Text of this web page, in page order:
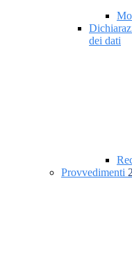
dei dati
Provvedimenti